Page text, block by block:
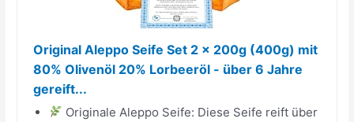
Original Aleppo Seife Set 2 x 200g (400g) mit
80% Olivenöl 20% Lorbeeröl - über 6 Jahre
gereift...
Originale Aleppo Seife: Diese Seife reift über